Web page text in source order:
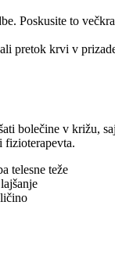
Poskusite to
pretok krvi v
bolečine v križu,
fizioterapevta.